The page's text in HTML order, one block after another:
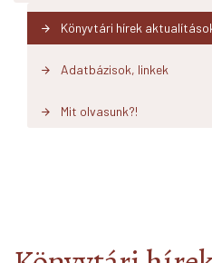
arrow_forward Könyvtári hírek
arrow_forward Adatbázisok, linkek
arrow_forward Mit olvasunk?!